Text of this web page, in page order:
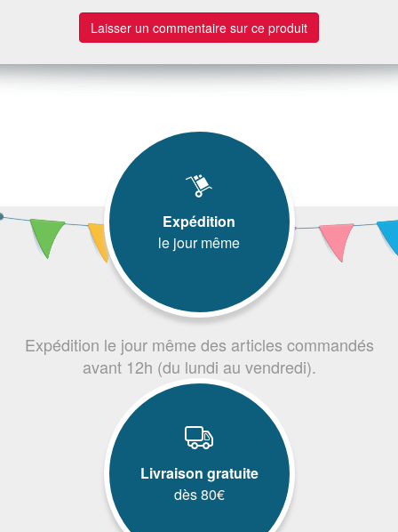
Laisser un commentaire sur ce produit
Expédition
le jour même
Expédition le jour même des articles commandés
avant 12h (du lundi au vendredi).
Livraison gratuite
dès 80€